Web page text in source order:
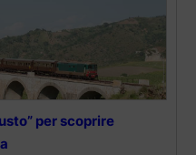
per scoprire